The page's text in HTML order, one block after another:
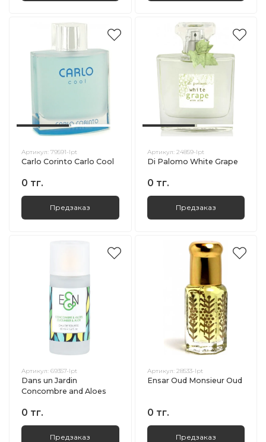
Артикул: 79591-lpt
Carlo Corinto Carlo Cool
0 тг.
Предзаказ
Артикул: 24859-lpt
Di Palomo White Grape
0 тг.
Предзаказ
Артикул: 69357-lpt
Dans un Jardin
Concombre and Aloes
0 тг.
Предзаказ
Артикул: 28533-lpt
Ensar Oud Monsieur Oud
0 тг.
Предзаказ